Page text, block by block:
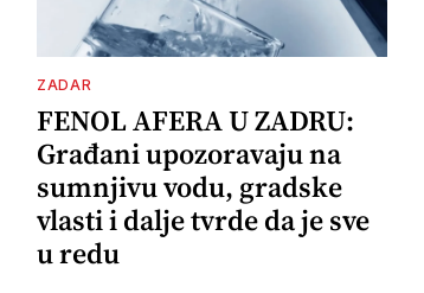
ZADAR
FENOL AFERA U ZADRU:
Građani upozoravaju na
sumnjivu vodu, gradske
vlasti i dalje tvrde da je sve
u redu